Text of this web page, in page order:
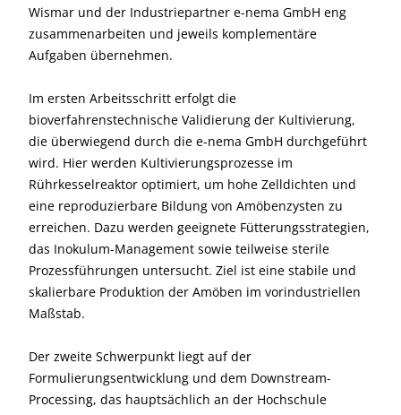
Wismar und der Industriepartner e-nema GmbH eng
zusammenarbeiten und jeweils komplementäre
Aufgaben übernehmen.
Im ersten Arbeitsschritt erfolgt die
bioverfahrenstechnische Validierung der Kultivierung,
die überwiegend durch die e-nema GmbH durchgeführt
wird. Hier werden Kultivierungsprozesse im
Rührkesselreaktor optimiert, um hohe Zelldichten und
eine reproduzierbare Bildung von Amöbenzysten zu
erreichen. Dazu werden geeignete Fütterungsstrategien,
das Inokulum-Management sowie teilweise sterile
Prozessführungen untersucht. Ziel ist eine stabile und
skalierbare Produktion der Amöben im vorindustriellen
Maßstab.
Der zweite Schwerpunkt liegt auf der
Formulierungsentwicklung und dem Downstream-
Processing, das hauptsächlich an der Hochschule